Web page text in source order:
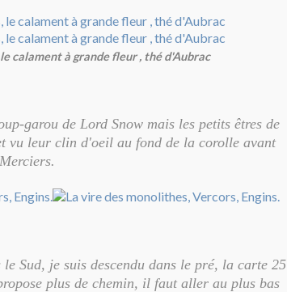
calament à grande fleur , thé d'Aubrac
garou de Lord Snow mais les petits êtres de
vu leur clin d'oeil au fond de la corolle avant
Sud, je suis descendu dans le pré, la carte 25
plus de chemin, il faut aller au plus bas